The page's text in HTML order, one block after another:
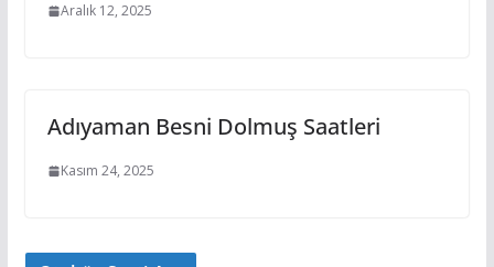
Aralık 12, 2025
Adıyaman Besni Dolmuş Saatleri
Kasım 24, 2025